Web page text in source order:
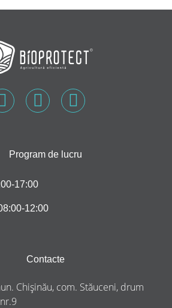
Program de lucru
17:00
12:00
Contacte
Chișinău, com. Stăuceni, drum